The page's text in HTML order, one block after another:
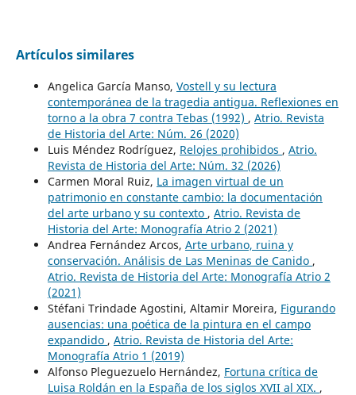
Artículos similares
Angelica García Manso, Vostell y su lectura
contemporánea de la tragedia antigua. Reflexiones en
torno a la obra 7 contra Tebas (1992) , Atrio. Revista
de Historia del Arte: Núm. 26 (2020)
Luis Méndez Rodríguez, Relojes prohibidos , Atrio.
Revista de Historia del Arte: Núm. 32 (2026)
Carmen Moral Ruiz, La imagen virtual de un
patrimonio en constante cambio: la documentación
del arte urbano y su contexto , Atrio. Revista de
Historia del Arte: Monografía Atrio 2 (2021)
Andrea Fernández Arcos, Arte urbano, ruina y
conservación. Análisis de Las Meninas de Canido ,
Atrio. Revista de Historia del Arte: Monografía Atrio 2
(2021)
Stéfani Trindade Agostini, Altamir Moreira, Figurando
ausencias: una poética de la pintura en el campo
expandido , Atrio. Revista de Historia del Arte:
Monografía Atrio 1 (2019)
Alfonso Pleguezuelo Hernández, Fortuna crítica de
Luisa Roldán en la España de los siglos XVII al XIX. ,